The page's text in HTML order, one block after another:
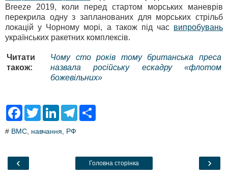
Breeze 2019, коли перед стартом морських маневрів
перекрила одну з запланованих для морських стрільб
локацій у Чорному морі, а також під час випробувань
українських ракетних комплексів.
Читати
також:
Чому сто років тому британська преса
назвала російську ескадру «флотом
божевільних»
F
e
o
T
t
L
k
T
a
# ВМС навчання РФ
‹ ›
Головна сторінка